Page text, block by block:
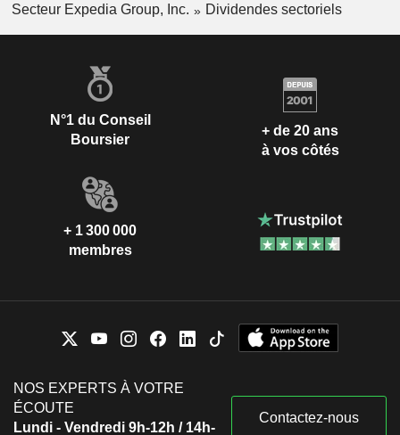
Secteur Expedia Group, Inc.
Dividendes sectoriels
N°1 du Conseil
Boursier
+ de 20 ans
à vos côtés
+ 1 300 000
membres
NOS EXPERTS À VOTRE
ÉCOUTE
Lundi - Vendredi 9h-12h / 14h-
Contactez-nous